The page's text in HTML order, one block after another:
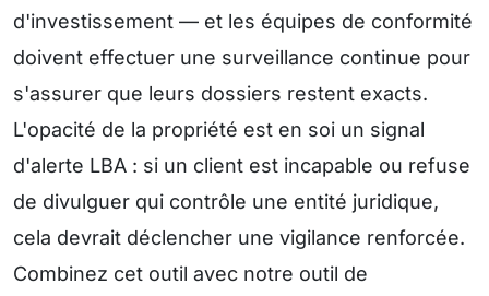
d'investissement — et les équipes de conformité
doivent effectuer une surveillance continue pour
s'assurer que leurs dossiers restent exacts.
L'opacité de la propriété est en soi un signal
d'alerte LBA : si un client est incapable ou refuse
de divulguer qui contrôle une entité juridique,
cela devrait déclencher une vigilance renforcée.
Combinez cet outil avec notre outil de